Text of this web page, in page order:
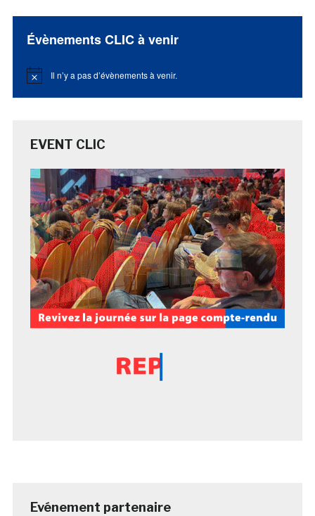
Évènements CLIC à venir
Notice Il n’y a pas d’évènements à venir.
EVENT CLIC
Evénement partenaire